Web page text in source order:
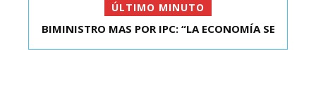
ÚLTIMO MINUTO
KAST SE REUNIÓ CON EL PRESIDENTE ELECTO DE
BIMINISTRO MAS POR IPC: “LA ECONOMÍA SE